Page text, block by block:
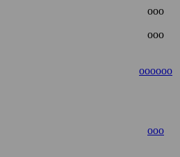
ooo
ooo
oooooo
ooo